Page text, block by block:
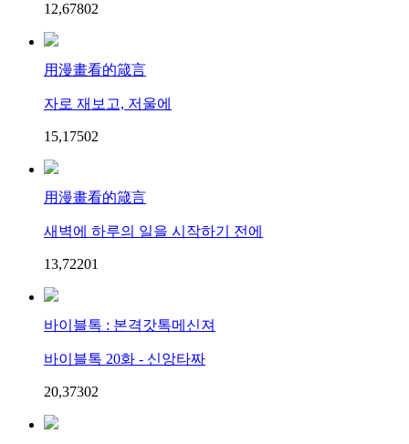
12,67802
用漫畫看的箴言
자로 재보고, 저울에
15,17502
用漫畫看的箴言
새벽에 하루의 일을 시작하기 전에
13,72201
바이블톡 : 본격갓톡메신져
바이블톡 20화 - 신앙타짜
20,37302